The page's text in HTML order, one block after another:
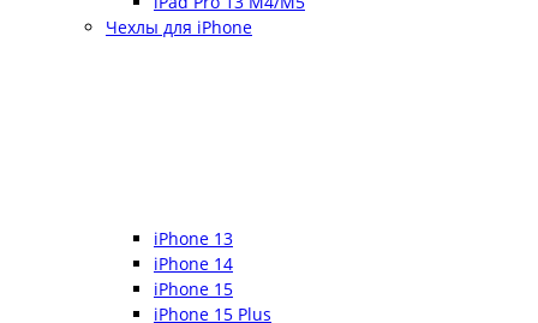
Чехлы для iPhone
iPhone 13
iPhone 14
iPhone 15
iPhone 15 Plus